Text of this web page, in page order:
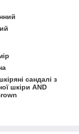
сандалі з
шкіри AND